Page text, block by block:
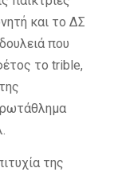
και το ΔΣ
που
το trible,
της